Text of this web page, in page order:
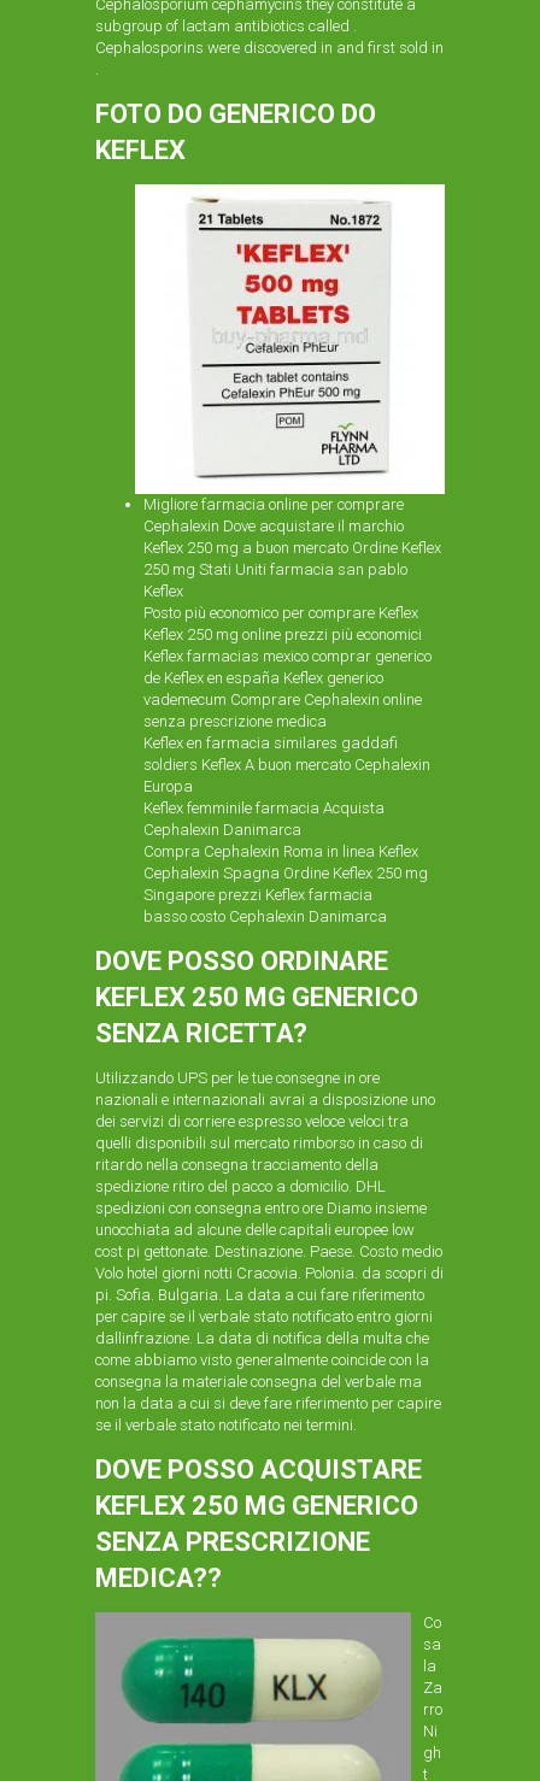
Cephalosporium cephamycins they constitute a
subgroup of lactam antibiotics called .
Cephalosporins were discovered in and first sold in
.
FOTO DO GENERICO DO
KEFLEX
Migliore farmacia online per comprare
Cephalexin Dove acquistare il marchio
Keflex 250 mg a buon mercato Ordine Keflex
250 mg Stati Uniti farmacia san pablo
Keflex
Posto più economico per comprare Keflex
Keflex 250 mg online prezzi più economici
Keflex farmacias mexico comprar generico
de Keflex en españa Keflex generico
vademecum Comprare Cephalexin online
senza prescrizione medica
Keflex en farmacia similares gaddafi
soldiers Keflex A buon mercato Cephalexin
Europa
Keflex femminile farmacia Acquista
Cephalexin Danimarca
Compra Cephalexin Roma in linea Keflex
Cephalexin Spagna Ordine Keflex 250 mg
Singapore prezzi Keflex farmacia
basso costo Cephalexin Danimarca
DOVE POSSO ORDINARE
KEFLEX 250 MG GENERICO
SENZA RICETTA?
Utilizzando UPS per le tue consegne in ore
nazionali e internazionali avrai a disposizione uno
dei servizi di corriere espresso veloce veloci tra
quelli disponibili sul mercato rimborso in caso di
ritardo nella consegna tracciamento della
spedizione ritiro del pacco a domicilio. DHL
spedizioni con consegna entro ore Diamo insieme
unocchiata ad alcune delle capitali europee low
cost pi gettonate. Destinazione. Paese. Costo medio
Volo hotel giorni notti Cracovia. Polonia. da scopri di
pi. Sofia. Bulgaria. La data a cui fare riferimento
per capire se il verbale stato notificato entro giorni
dallinfrazione. La data di notifica della multa che
come abbiamo visto generalmente coincide con la
consegna la materiale consegna del verbale ma
non la data a cui si deve fare riferimento per capire
se il verbale stato notificato nei termini.
DOVE POSSO ACQUISTARE
KEFLEX 250 MG GENERICO
SENZA PRESCRIZIONE
MEDICA??
Co
sa
la
Za
rro
Ni
gh
t